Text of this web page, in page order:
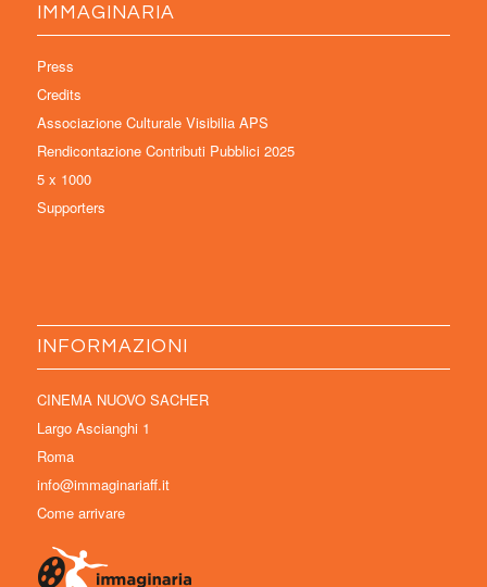
IMMAGINARIA
Press
Credits
Associazione Culturale Visibilia APS
Rendicontazione Contributi Pubblici 2025
5 x 1000
Supporters
INFORMAZIONI
CINEMA NUOVO SACHER
Largo Ascianghi 1
Roma
info@immaginariaff.it
Come arrivare